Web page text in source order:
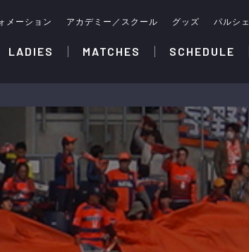
メーション アカデミー／スクール グッズ パルシェ
LADIES MATCHES SCHEDULE